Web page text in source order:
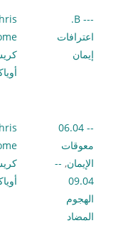
--- B.
اعترافات
إيمان
-- 06.04
معوقات
الإيمان,
--
09.04
الهجوم
المضاد